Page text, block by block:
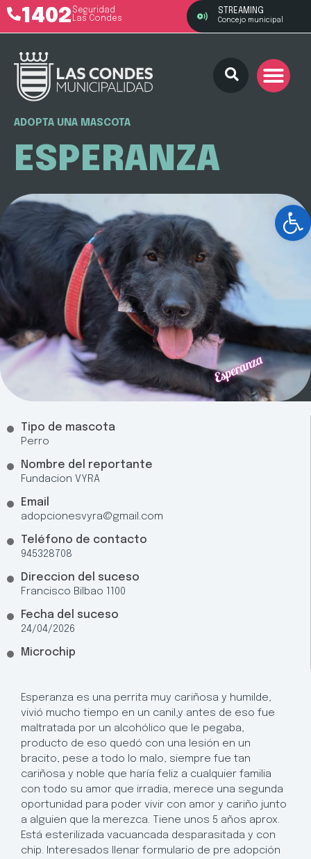
1402 Seguridad
Las Condes
STREAMING
Concejo municipal
ADOPTA UNA MASCOTA
ESPERANZA
Tipo de mascota
Perro
Nombre del reportante
Fundacion VYRA
Email
adopcionesvyra@gmail.com
Teléfono de contacto
945328708
Direccion del suceso
Francisco Bilbao 1100
Fecha del suceso
24/04/2026
Microchip
Esperanza es una perrita muy cariñosa y humilde,
vivió mucho tiempo en un canil,y antes de eso fue
maltratada por un alcohólico que le pegaba,
producto de eso quedó con una lesión en un
bracito, pese a todo lo malo, siempre fue tan
cariñosa y noble que haría feliz a cualquier familia
con todo su amor que irradia, merece una segunda
oportunidad para poder vivir con amor y cariño junto
a alguien que la merezca. Tiene unos 5 años aprox.
Está esterilizada vacuancada desparasitada y con
chip. Interesados llenar formulario de pre adopción